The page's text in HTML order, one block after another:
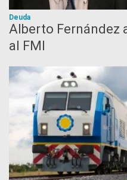
Deuda
Alberto Fernández
al FMI